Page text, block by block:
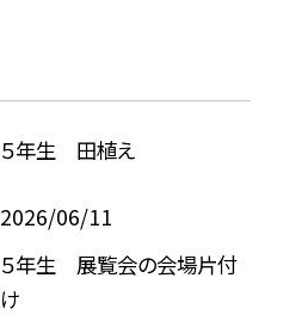
５年生 田植え
2026/06/11
５年生 展覧会の会場片付
け